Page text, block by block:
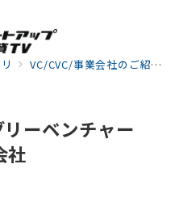
VC/CVC/事業会社のご紹介
ーベンチャー
社